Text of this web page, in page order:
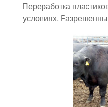
Переработка
условиях.